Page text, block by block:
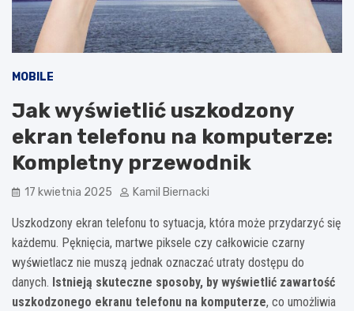
MOBILE
Jak wyświetlić uszkodzony
ekran telefonu na komputerze:
Kompletny przewodnik
17 kwietnia 2025 Kamil Biernacki
Uszkodzony ekran telefonu to sytuacja, która może przydarzyć się
każdemu. Pęknięcia, martwe piksele czy całkowicie czarny
wyświetlacz nie muszą jednak oznaczać utraty dostępu do
danych. Istnieją skuteczne sposoby, by wyświetlić zawartość
uszkodzonego ekranu telefonu na komputerze, co umożliwia